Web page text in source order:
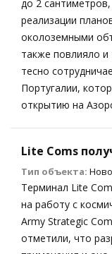
до 2
реализации
околоземными
также повлияло
тесно
Португалии,
открытию на
Lite Coms
Тип объекта:
Терминал Lite
на работу с
Army Strategic
отметили, что